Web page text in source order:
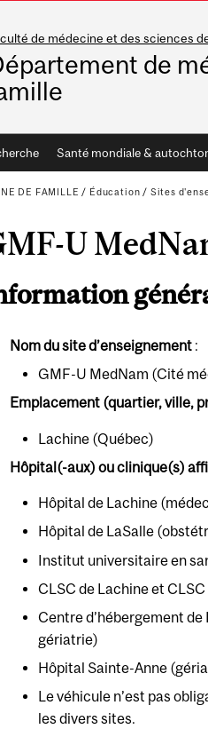
de médecine et des sciences
de
Santé mondiale &
DE FAMILLE / Éducation / Sites
U
Nom du site d’enseignement :
GMF-U MedNam (Cité
Emplacement (quartier, ville,
Lachine (Québec)
Hôpital(-aux) ou clinique(s)
Hôpital de Lachine
Hôpital de LaSalle
Institut universitaire en
CLSC de Lachine et
Centre d’hébergement
gériatrie)
Hôpital Sainte-Anne
Le véhicule n’est pas
les divers sites.